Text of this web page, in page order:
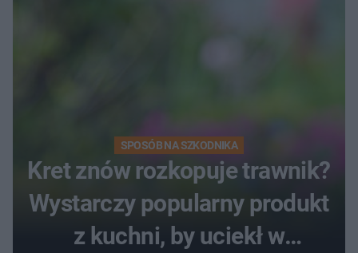
SPOSÓB NA SZKODNIKA
Kret znów rozkopuje trawnik?
Wystarczy popularny produkt
z kuchni, by uciekł w